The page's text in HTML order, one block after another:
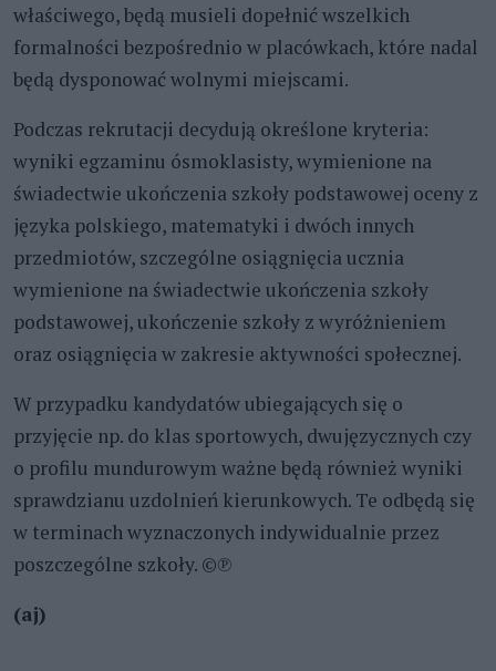
właściwego, będą musieli dopełnić wszelkich
formalności bezpośrednio w placówkach, które nadal
będą dysponować wolnymi miejscami.
Podczas rekrutacji decydują określone kryteria:
wyniki egzaminu ósmoklasisty, wymienione na
świadectwie ukończenia szkoły podstawowej oceny z
języka polskiego, matematyki i dwóch innych
przedmiotów, szczególne osiągnięcia ucznia
wymienione na świadectwie ukończenia szkoły
podstawowej, ukończenie szkoły z wyróżnieniem
oraz osiągnięcia w zakresie aktywności społecznej.
W przypadku kandydatów ubiegających się o
przyjęcie np. do klas sportowych, dwujęzycznych czy
o profilu mundurowym ważne będą również wyniki
sprawdzianu uzdolnień kierunkowych. Te odbędą się
w terminach wyznaczonych indywidualnie przez
poszczególne szkoły. ©℗
(aj)